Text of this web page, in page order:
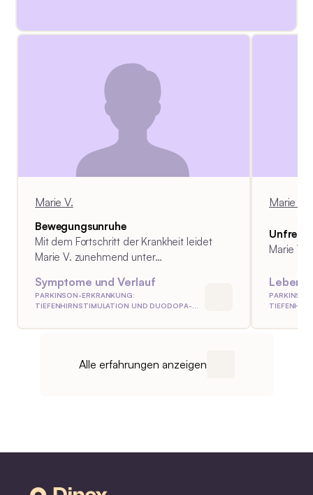
Zeitpunkt des Interviews liegt die
acht Jahre zurück. Sie ist Mitglied einer
Selbsthilfegruppe, was ihr im Umgang
mit der Erkrankung sehr hilft. Alter zum
Zeitpunkt der Diagnosestellung: 51
Behandlung: Tiefe Hirnstimulation
Marie V.
Bewegungsunruhe
Mit dem Fortschritt der Krankheit leidet
Marie V. zunehmend unter
Symptome und Verlauf
PARKINSON-ERKRANKUNG:
TIEFENHIRNSTIMULATION UND DUODOPA-
Marie V.
Unfrei
Marie V.
Leben
Alle erfahrungen anzeigen